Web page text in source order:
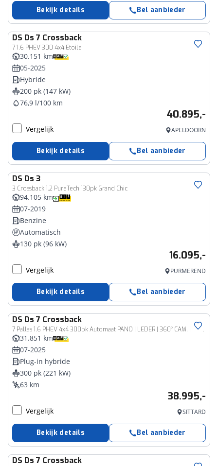
Bekijk details Bel aanbieder
DS Ds 7 Crossback
7 1.6 PHEV 300 4x4 Etoile
30.151 km
05-2025
Hybride
200 pk (147 kW)
76,9 l/100 km
40.895,-
Vergelijk APELDOORN
Bekijk details Bel aanbieder
DS Ds 3
3 Crossback 1.2 PureTech 130pk Grand Chic
94.105 km
07-2019
Benzine
Automatisch
130 pk (96 kW)
16.095,-
Vergelijk PURMEREND
Bekijk details Bel aanbieder
DS Ds 7 Crossback
7 Pallas 1.6 PHEV 4x4 300pk Automaat PANO | LEDER | 360° CAM. | FOCAL | ADAPT. CC | 19''LM | STANDKACHEL
31.851 km
07-2025
Plug-in hybride
300 pk (221 kW)
63 km
38.995,-
Vergelijk SITTARD
Bekijk details Bel aanbieder
DS Ds 7 Crossback